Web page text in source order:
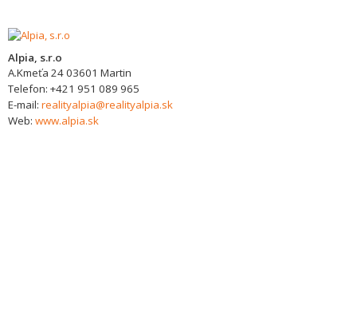
Alpia, s.r.o
A.Kmeťa 2403601 Martin
Telefon: +421 951 089 965
E-mail: realityalpia@realityalpia.sk
Web: www.alpia.sk